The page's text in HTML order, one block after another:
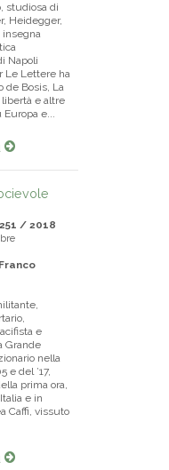
studiosa di
Heidegger,
insegna
Napoli
Le Lettere ha
de Bosis, La
e altre
e...
251 / 2018
Franco
e
Grande
nella
e del ’17,
prima ora,
e in
Caffi, vissuto